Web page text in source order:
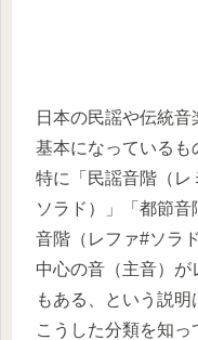
日本の民謡や伝統
基本になっているも
特に「民謡音階（レ
ソラド）」「都節
音階（レファ#ソラ
中心の音（主音）が
もある、という説明
こうした分類を知